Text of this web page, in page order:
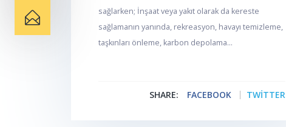
sağlarken; İnşaat veya yakıt olarak da kereste
sağlamanın yanında, rekreasyon, havayı temizleme,
taşkınları önleme, karbon depolama...
SHARE: FACEBOOK TWITTER